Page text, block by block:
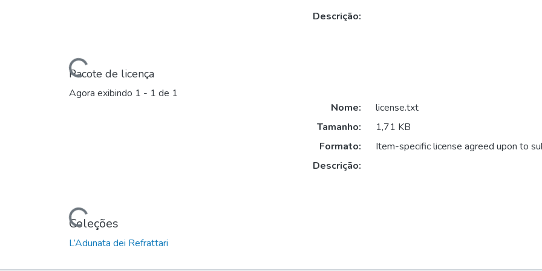
Carregando...
Descrição:
Pacote de licença
Agora exibindo 1 - 1 de 1
Carregando...
Nome:
license.txt
Tamanho:
1,71 KB
Formato:
Item-specific license agreed upon to
Descrição:
Coleções
L’Adunata dei Refrattari